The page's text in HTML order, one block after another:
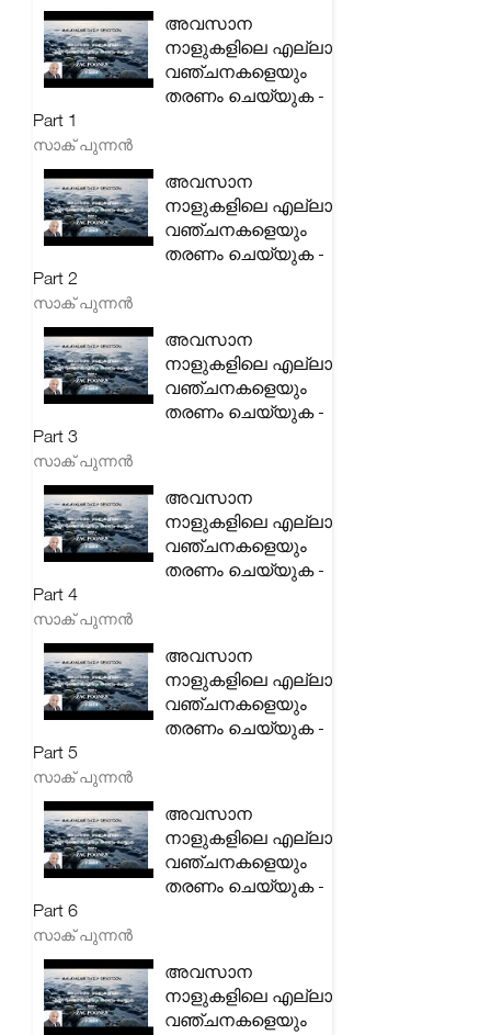
അവസാന
നാളുകളിലെ എല്ലാ
വഞ്ചനകളെയും
തരണം ചെയ്യുക -
Part 1
സാക് പുന്നൻ
അവസാന
നാളുകളിലെ എല്ലാ
വഞ്ചനകളെയും
തരണം ചെയ്യുക -
Part 2
സാക് പുന്നൻ
അവസാന
നാളുകളിലെ എല്ലാ
വഞ്ചനകളെയും
തരണം ചെയ്യുക -
Part 3
സാക് പുന്നൻ
അവസാന
നാളുകളിലെ എല്ലാ
വഞ്ചനകളെയും
തരണം ചെയ്യുക -
Part 4
സാക് പുന്നൻ
അവസാന
നാളുകളിലെ എല്ലാ
വഞ്ചനകളെയും
തരണം ചെയ്യുക -
Part 5
സാക് പുന്നൻ
അവസാന
നാളുകളിലെ എല്ലാ
വഞ്ചനകളെയും
തരണം ചെയ്യുക -
Part 6
സാക് പുന്നൻ
അവസാന
നാളുകളിലെ എല്ലാ
വഞ്ചനകളെയും